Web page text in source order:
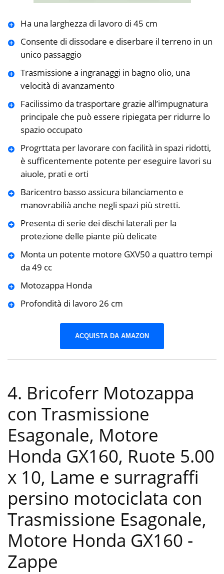
Ha una larghezza di lavoro di 45 cm
Consente di dissodare e diserbare il terreno in un
unico passaggio
Trasmissione a ingranaggi in bagno olio, una
velocità di avanzamento
Facilissimo da trasportare grazie all’impugnatura
principale che può essere ripiegata per ridurre lo
spazio occupato
Progrttata per lavorare con facilità in spazi ridotti,
è sufficentemente potente per eseguire lavori su
aiuole, prati e orti
Baricentro basso assicura bilanciamento e
manovrabilià anche negli spazi più stretti.
Presenta di serie dei dischi laterali per la
protezione delle piante più delicate
Monta un potente motore GXV50 a quattro tempi
da 49 cc
Motozappa Honda
Profondità di lavoro 26 cm
ACQUISTA DA AMAZON
4. Bricoferr Motozappa
con Trasmissione
Esagonale, Motore
Honda GX160, Ruote 5.00
x 10, Lame e surragraffi
persino motociclata con
Trasmissione Esagonale,
Motore Honda GX160 -
Zappe